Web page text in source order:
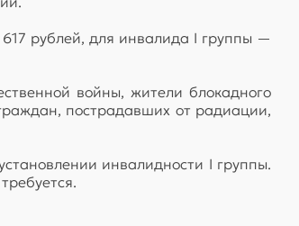
рублей, для инвалида I группы —
войны, жители блокадного
пострадавших от радиации,
инвалидности I группы.